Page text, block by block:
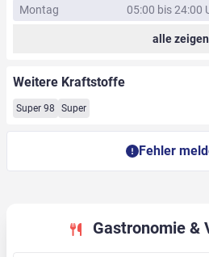
Montag 05:00 bis 24:00
alle zeigen
Weitere Kraftstoffe
Super 98 Super
Fehler
Gastronomie &